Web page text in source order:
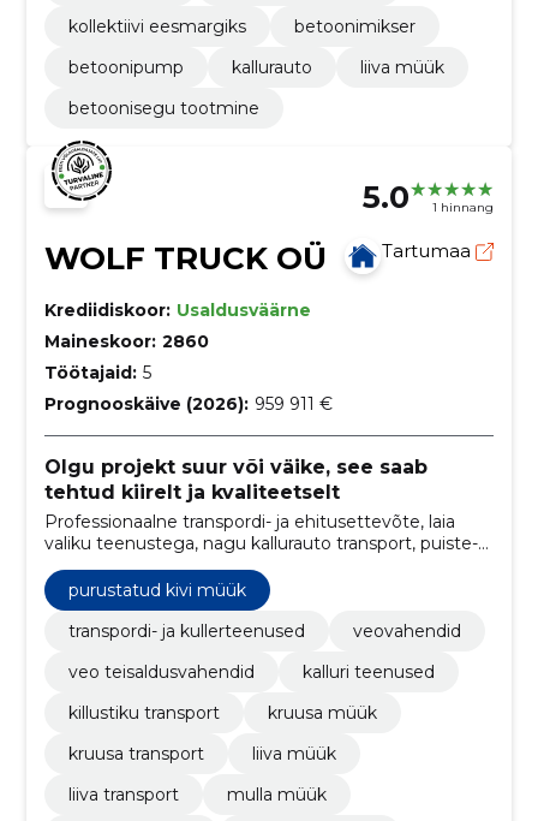
kollektiivi eesmargiks
betoonimikser
betoonipump
kallurauto
liiva müük
betoonisegu tootmine
5.0 1 hinnang
WOLF TRUCK OÜ Tartumaa
Krediidiskoor: Usaldusväärne
Maineskoor: 2860
Töötajaid: 5
Prognooskäive (2026): 959 911 €
Olgu projekt suur või väike, see saab
tehtud kiirelt ja kvaliteetselt
Professionaalne transpordi- ja ehitusettevõte, laia
valiku teenustega, nagu kallurauto transport, puiste-
ja ehitusmaterjalide müük, kergteede ehitus ning
pinnase ja prahi transport
purustatud kivi müük
transpordi- ja kullerteenused
veovahendid
veo teisaldusvahendid
kalluri teenused
killustiku transport
kruusa müük
kruusa transport
liiva müük
liiva transport
mulla müük